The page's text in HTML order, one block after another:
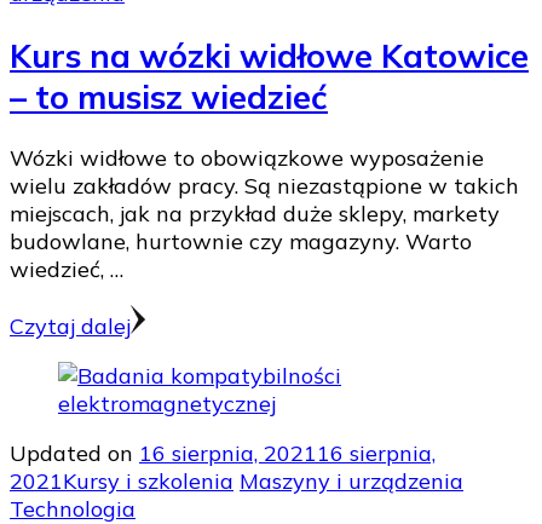
Kurs na wózki widłowe Katowice
– to musisz wiedzieć
Wózki widłowe to obowiązkowe wyposażenie
wielu zakładów pracy. Są niezastąpione w takich
miejscach, jak na przykład duże sklepy, markety
budowlane, hurtownie czy magazyny. Warto
wiedzieć, …
Czytaj dalej
Updated on 16 sierpnia, 202116 sierpnia,
2021Kursy i szkolenia Maszyny i urządzenia
Technologia